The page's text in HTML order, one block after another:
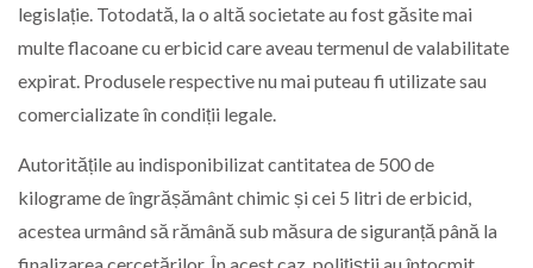
legislație. Totodată, la o altă societate au fost găsite mai
multe flacoane cu erbicid care aveau termenul de valabilitate
expirat. Produsele respective nu mai puteau fi utilizate sau
comercializate în condiții legale.
Autoritățile au indisponibilizat cantitatea de 500 de
kilograme de îngrășământ chimic și cei 5 litri de erbicid,
acestea urmând să rămână sub măsura de siguranță până la